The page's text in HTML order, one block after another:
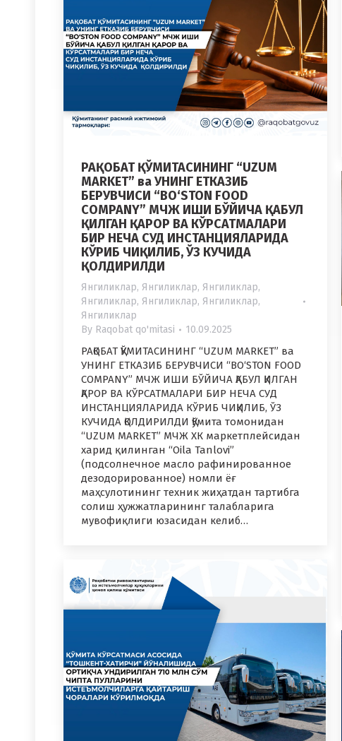
РАҚОБАТ ҚЎМИТАСИНИНГ “UZUM
MARKET” ва УНИНГ ЕТКАЗИБ
БЕРУВЧИСИ “BO‘STON FOOD
COMPANY” МЧЖ ИШИ БЎЙИЧА ҚАБУЛ
ҚИЛГАН ҚАРОР ВА КЎРСАТМАЛАРИ
БИР НЕЧА СУД ИНСТАНЦИЯЛАРИДА
КЎРИБ ЧИҚИЛИБ, ЎЗ КУЧИДА
ҚОЛДИРИЛДИ
Янгиликлар, Янгиликлар, Янгиликлар,
Янгиликлар, Янгиликлар, Янгиликлар,
Янгиликлар
By Raqobat qo'mitasi 10.09.2025
РАҚОБАТ ҚЎМИТАСИНИНГ “UZUM MARKET” ва
УНИНГ ЕТКАЗИБ БЕРУВЧИСИ “BO‘STON FOOD
COMPANY” МЧЖ ИШИ БЎЙИЧА ҚАБУЛ ҚИЛГАН
ҚАРОР ВА КЎРСАТМАЛАРИ БИР НЕЧА СУД
ИНСТАНЦИЯЛАРИДА КЎРИБ ЧИҚИЛИБ, ЎЗ
КУЧИДА ҚОЛДИРИЛДИ Қўмита томонидан
“UZUM MARKET” МЧЖ ХК маркетплейсидан
харид қилинган “Oila Tanlovi”
(подсолнечное масло рафинированное
дезодорированное) номли ёғ
маҳсулотининг техник жиҳатдан тартибга
солиш ҳужжатларининг талабларига
мувофиқлиги юзасидан келиб…